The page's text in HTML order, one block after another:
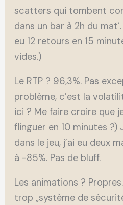
scatters qui tombent
dans un bar à 2h du
eu 12 retours en 15
vides.)
Le RTP ? 96,3%. Pas
problème, c’est la
ici ? Me faire croire que
flinguer en 10 minutes ?)
dans le jeu, j’ai eu deux
à -85%. Pas de bluff.
Les animations ?
trop „système de